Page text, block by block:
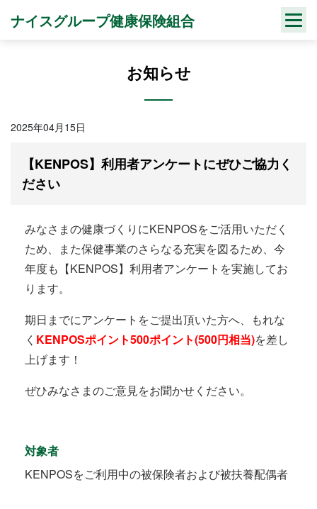
ナイスグループ健康保険組合
お知らせ
2025年04月15日
【KENPOS】利用者アンケートにぜひご協力く
ださい
みなさまの健康づくりにKENPOSをご活用いただく
ため、また保健事業のさらなる充実を図るため、今
年度も【KENPOS】利用者アンケートを実施してお
ります。
期日までにアンケートをご提出頂いた方へ、もれな
く KENPOSポイント500ポイント(500円相当)を差し
上げます！
ぜひみなさまのご意見をお聞かせください。
対象者
KENPOSをご利用中の被保険者および被扶養配偶者